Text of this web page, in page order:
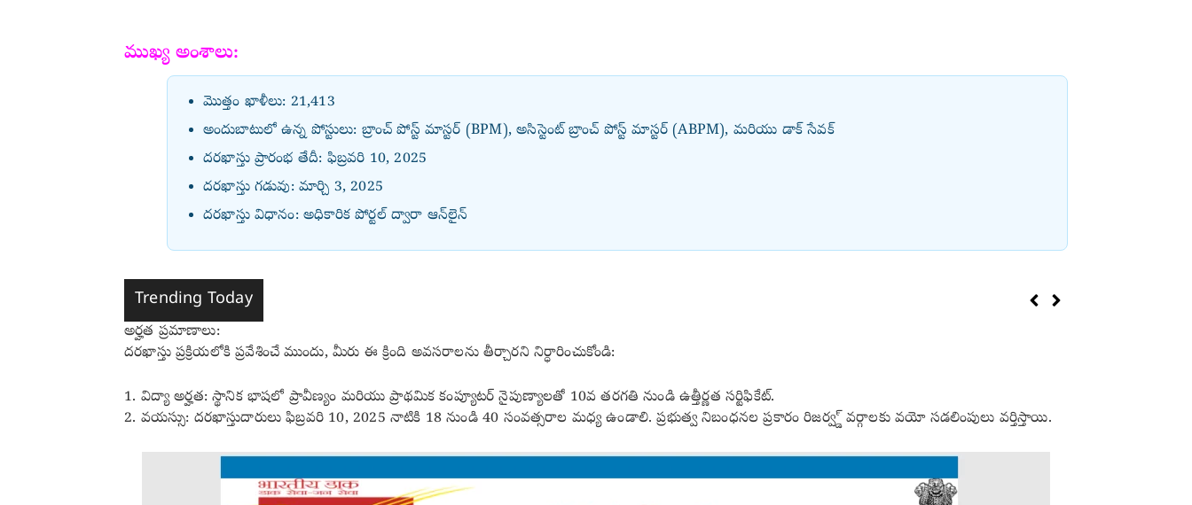
ముఖ్య అంశాలు:
మొత్తం ఖాళీలు: 21,413
అందుబాటులో ఉన్న పోస్టులు: బ్రాంచ్ పోస్ట్ మాస్టర్ (BPM), అసిస్టెంట్ బ్రాంచ్ పోస్ట్ మాస్టర్ (ABPM), మరియు డాక్ సేవక్
దరఖాస్తు ప్రారంభ తేదీ: ఫిబ్రవరి 10, 2025
దరఖాస్తు గడువు: మార్చి 3, 2025
దరఖాస్తు విధానం: అధికారిక పోర్టల్ ద్వారా ఆన్‌లైన్
Trending Today
అర్హత ప్రమాణాలు:
దరఖాస్తు ప్రక్రియలోకి ప్రవేశించే ముందు, మీరు ఈ క్రింది అవసరాలను తీర్చారని నిర్ధారించుకోండి:
1. విద్యా అర్హత: స్థానిక భాషలో ప్రావీణ్యం మరియు ప్రాథమిక కంప్యూటర్ నైపుణ్యాలతో 10వ తరగతి నుండి ఉత్తీర్ణత సర్టిఫికేట్.
2. వయస్సు: దరఖాస్తుదారులు ఫిబ్రవరి 10, 2025 నాటికి 18 నుండి 40 సంవత్సరాల మధ్య ఉండాలి. ప్రభుత్వ నిబంధనల ప్రకారం రిజర్వ్డ్ వర్గాలకు వయో సడలింపులు వర్తిస్తాయి.